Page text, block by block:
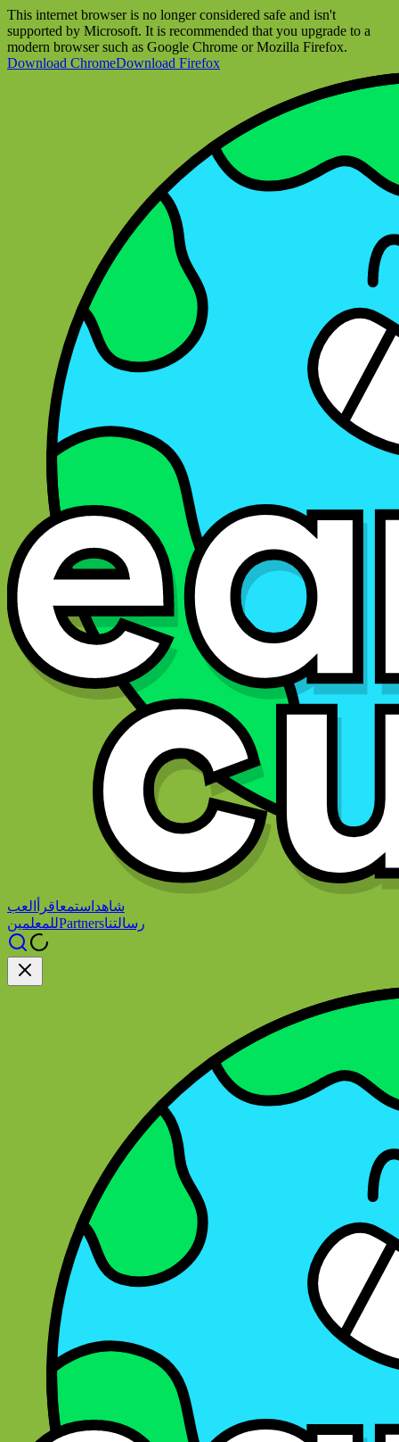
This internet browser is no longer considered safe and isn't
supported by Microsoft. It is recommended that you upgrade to a
modern browser such as Google Chrome or Mozilla Firefox.
Download ChromeDownload Firefox
شاهد استمعاقرأ
العب
للمعلمينPartnersرسالتنا